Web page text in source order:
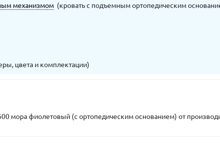
механизмом (кровать с подъемным ортопедическим
цвета и комплектации)
мора фиолетовый (с ортопедическим основанием) от